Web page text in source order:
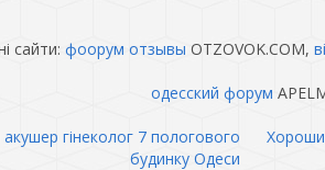
сайти: фоорум отзывы OTZOVOK.COM,
одесский форум
гінеколог 7 пологового
будинку Одеси